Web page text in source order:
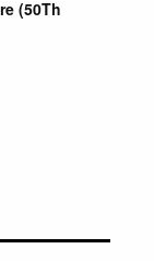
(50Th